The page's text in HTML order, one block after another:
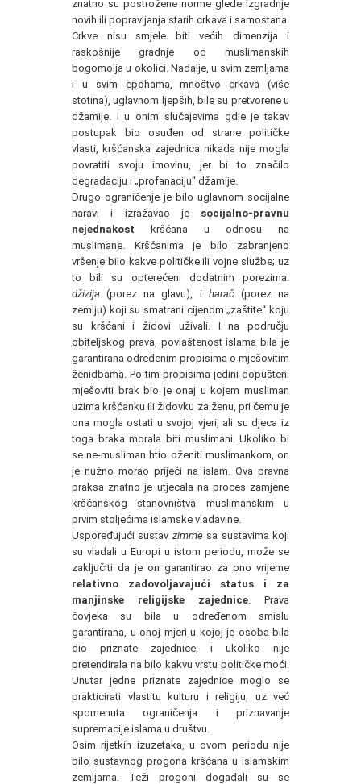
znatno su postrožene norme glede izgradnje
novih ili popravljanja starih crkava i samostana.
Crkve nisu smjele biti većih dimenzija i
raskošnije gradnje od muslimanskih
bogomolja u okolici. Nadalje, u svim zemljama
i u svim epohama, mnoštvo crkava (više
stotina), uglavnom ljepših, bile su pretvorene u
džamije. I u onim slučajevima gdje je takav
postupak bio osuđen od strane političke
vlasti, kršćanska zajednica nikada nije mogla
povratiti svoju imovinu, jer bi to značilo
degradaciju i „profanaciju“ džamije.
Drugo ograničenje je bilo uglavnom socijalne
naravi i izražavao je socijalno-pravnu
nejednakost kršćana u odnosu na
muslimane. Kršćanima je bilo zabranjeno
vršenje bilo kakve političke ili vojne službe; uz
to bili su opterećeni dodatnim porezima:
džizija(porez na glavu), i harač(porez na
zemlju) koji su smatrani cijenom „zaštite“ koju
su kršćani i židovi uživali. I na području
obiteljskog prava, povlaštenost islama bila je
garantirana određenim propisima o mješovitim
ženidbama. Po tim propisima jedini dopušteni
mješoviti brak bio je onaj u kojem musliman
uzima kršćanku ili židovku za ženu, pri čemu je
ona mogla ostati u svojoj vjeri, ali su djeca iz
toga braka morala biti muslimani. Ukoliko bi
se ne-musliman htio oženiti muslimankom, on
je nužno morao prijeći na islam. Ova pravna
praksa znatno je utjecala na proces zamjene
kršćanskog stanovništva muslimanskim u
prvim stoljećima islamske vladavine.
Uspoređujući sustav zimme sa sustavima koji
su vladali u Europi u istom periodu, može se
zaključiti da je on garantirao za ono vrijeme
relativno zadovoljavajući status i za
manjinske religijske zajednice . Prava
čovjeka su bila u određenom smislu
garantirana, u onoj mjeri u kojoj je osoba bila
dio priznate zajednice, i ukoliko nije
pretendirala na bilo kakvu vrstu političke moći.
Unutar jedne priznate zajednice moglo se
prakticirati vlastitu kulturu i religiju, uz već
spomenuta ograničenja i priznavanje
supremacije islama u društvu.
Osim rijetkih izuzetaka, u ovom periodu nije
bilo sustavnog progona kršćana u islamskim
zemljama. Teži progoni događali su se